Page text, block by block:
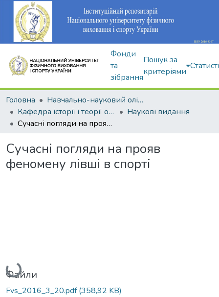
Фонди
та
зібрання
Пошук за
критеріями
Головна
Навчально-науковий олімпійський інститут
Кафедра історії і теорії олімпійського спорту
Наукові видання
Сучасні погляди на прояв феномену лівші в спорті
Сучасні погляди на прояв
феномену лівші в спорті
Вантажиться...
Файли
Fvs_2016_3_20.pdf(358,92 KB)